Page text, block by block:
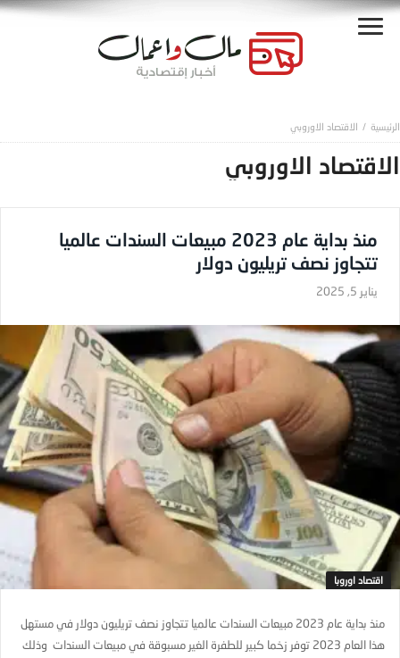
الاقتصاد الاوروبي
الاقتصاد الاوروبي
منذ بداية عام 2023 مبيعات السندات عالميا
تتجاوز نصف تريليون دولار
يناير 5, 2025
اقتصاد اوروبا
منذ بداية عام 2023 مبيعات السندات عالميا تتجاوز نصف تريليون دولار في مستهل
هذا العام 2023 توفر زخما كبير للطفرة الغير مسبوقة في مبيعات السندات وذلك